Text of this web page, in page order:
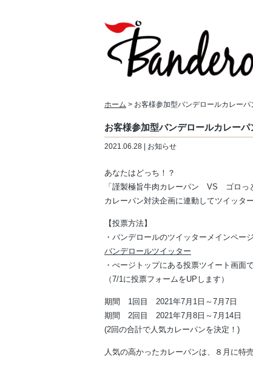
ホーム > お客様参加型バンデロールカレーパ
お客様参加型バンデロールカレーパ
2021.06.28 | お知らせ
あなたはどっち！？
「謹製極旨牛肉カレーパン VS ゴロっ
カレーパン対決企画に連動してツイッタ
【投票方法】
・バンデロールのツイッターメインペー
バンデロールツイッター
・ぺージトップにある投票ツイート画
（7/1に投票フォームをUPします）
期間 1回目 2021年7月1日～7月7日
期間 2回目 2021年7月8日～7月14日
(2回の合計で人気カレーパンを決定！)
人気の高かったカレーパンは、８月に特